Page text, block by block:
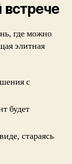
встрече
где можно
элитная
с
будет
стараясь